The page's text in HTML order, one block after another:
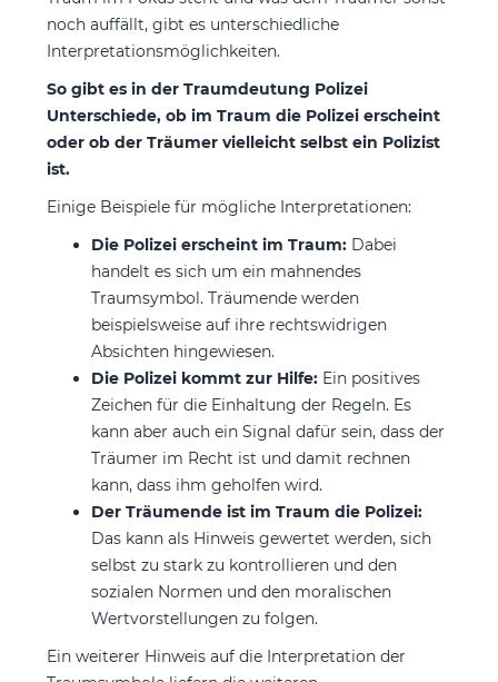
noch auffällt, gibt es unterschiedliche
Interpretationsmöglichkeiten.
So gibt es in der Traumdeutung Polizei
Unterschiede, ob im Traum die Polizei erscheint
oder ob der Träumer vielleicht selbst ein Polizist
ist.
Einige Beispiele für mögliche Interpretationen:
Die Polizei erscheint im Traum: Dabei
handelt es sich um ein mahnendes
Traumsymbol. Träumende werden
beispielsweise auf ihre rechtswidrigen
Absichten hingewiesen.
Die Polizei kommt zur Hilfe: Ein positives
Zeichen für die Einhaltung der Regeln. Es
kann aber auch ein Signal dafür sein, dass der
Träumer im Recht ist und damit rechnen
kann, dass ihm geholfen wird.
Der Träumende ist im Traum die Polizei:
Das kann als Hinweis gewertet werden, sich
selbst zu stark zu kontrollieren und den
sozialen Normen und den moralischen
Wertvorstellungen zu folgen.
Ein weiterer Hinweis auf die Interpretation der